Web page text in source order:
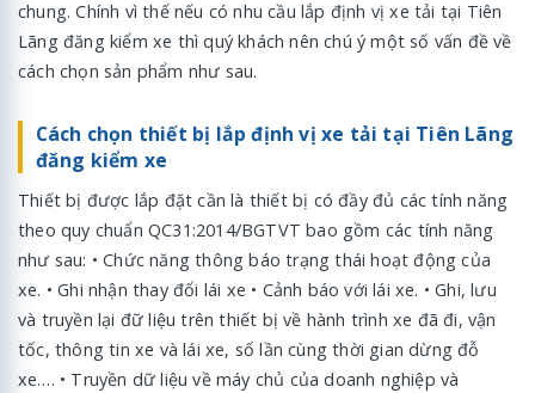
chung. Chính vì thế nếu có nhu cầu lắp định vị xe tải tại Tiên
Lãng đăng kiểm xe thì quý khách nên chú ý một số vấn đề về
cách chọn sản phẩm như sau.
Cách chọn thiết bị lắp định vị xe tải tại Tiên Lãng
đăng kiểm xe
Thiết bị được lắp đặt cần là thiết bị có đầy đủ các tính năng
theo quy chuẩn QC31:2014/BGTVT bao gồm các tính năng
như sau: • Chức năng thông báo trạng thái hoạt động của
xe. • Ghi nhận thay đổi lái xe • Cảnh báo với lái xe. • Ghi, lưu
và truyền lại đữ liệu trên thiết bị về hành trình xe đã đi, vận
tốc, thông tin xe và lái xe, số lần cùng thời gian dừng đỗ
xe…. • Truyền dữ liệu về máy chủ của doanh nghiệp và